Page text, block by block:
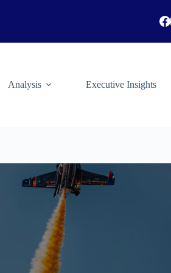
Analysis Executive Insights